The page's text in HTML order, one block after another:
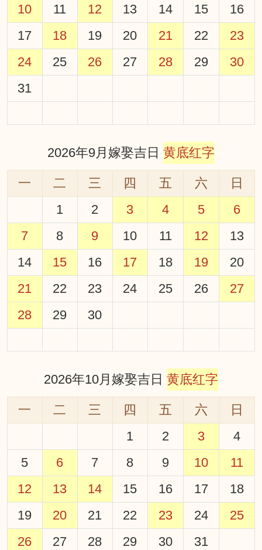
10
11 12 13 14 15
16
17
18 19 20 21 22
23
24
25 26 27 28 29
30
31
2026年9月嫁娶吉日 黄底红字
一 二 三 四 五 六
日
1
2 3 4 5
6
7
8 9 10 11 12
13
14
15 16 17 18 19
20
21
22 23 24 25 26
27
28
29 30
2026年10月嫁娶吉日 黄底红字
一 二 三 四 五 六
日
1
2 3
4
5
6 7 8 9 10
11
12
13 14 15 16 17
18
19
20 21 22 23 24
25
26
27 28 29 30 31